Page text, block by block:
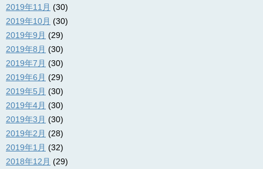
2019年11月 (30)
2019年10月 (30)
2019年9月 (29)
2019年8月 (30)
2019年7月 (30)
2019年6月 (29)
2019年5月 (30)
2019年4月 (30)
2019年3月 (30)
2019年2月 (28)
2019年1月 (32)
2018年12月 (29)